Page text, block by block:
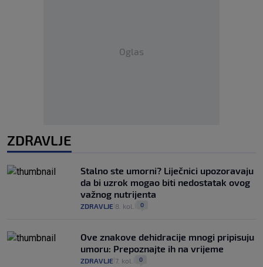
Oglas
ZDRAVLJE
Stalno ste umorni? Liječnici upozoravaju
da bi uzrok mogao biti nedostatak ovog
važnog nutrijenta
ZDRAVLJE 8. kol. 0
Ove znakove dehidracije mnogi pripisuju
umoru: Prepoznajte ih na vrijeme
ZDRAVLJE 7. kol. 0